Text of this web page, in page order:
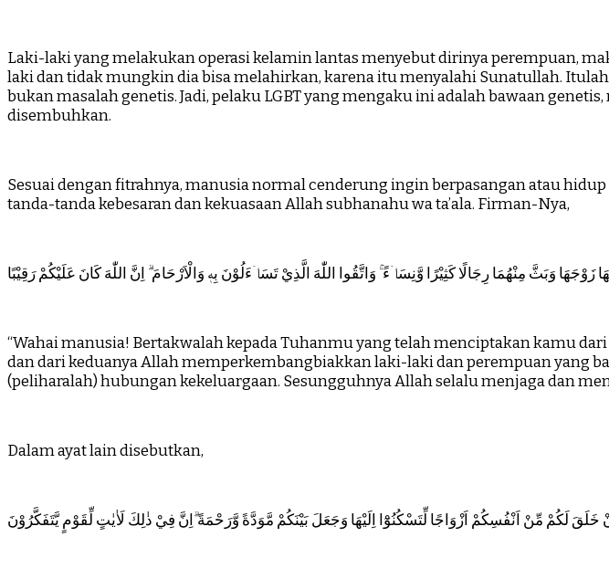
Laki-laki yang melakukan operasi kelamin lantas menyebut dirinya perempuan,
laki dan tidak mungkin dia bisa melahirkan, karena itu menyalahi Sunatullah. Itulah
bukan masalah genetis. Jadi, pelaku LGBT yang mengaku ini adalah bawaan
disembuhkan.
Sesuai dengan fitrahnya, manusia normal cenderung ingin berpasangan atau
tanda-tanda kebesaran dan kekuasaan Allah subhanahu wa ta’ala. Firman-Nya,
وَبَثَّ مِنْهُمَا رِجَالًا كَثِيْرًا وَّنِسَاۤءً ۚ وَاتَّقُوا اللّٰهَ الَّذِيْ تَسَاۤءَلُوْنَ بِهٖ وَالْاَرْحَامَ ۗ اِنَّ اللّٰهَ كَانَ عَلَيْكُمْ رَقِيْبًا
“Wahai manusia! Bertakwalah kepada Tuhanmu yang telah menciptakan kamu
dan dari keduanya Allah memperkembangbiakkan laki-laki dan perempuan yang
(peliharalah) hubungan kekeluargaan. Sesungguhnya Allah selalu menjaga dan
Dalam ayat lain disebutkan,
خَلَقَ لَكُمْ مِّنْ اَنْفُسِكُمْ اَزْوَاجًا لِّتَسْكُنُوْٓا اِلَيْهَا وَجَعَلَ بَيْنَكُمْ مَّوَدَّةً وَّرَحْمَةً ۗاِنَّ فِيْ ذٰلِكَ لَاٰيٰتٍ لِّقَوْمٍ يَّتَفَكَّرُوْنَ